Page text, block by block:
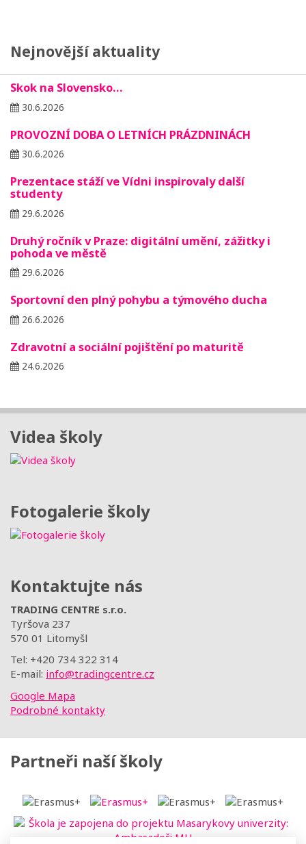
Nejnovější aktuality
Skok na Slovensko…
30.6.2026
PROVOZNÍ DOBA O LETNÍCH PRÁZDNINÁCH
30.6.2026
Prezentace stáží ve Vídni inspirovaly další
studenty
29.6.2026
Druhý ročník v Praze: digitální umění, zážitky i
pohoda ve městě
29.6.2026
Sportovní den plný pohybu a týmového ducha
26.6.2026
Zdravotní a sociální pojištění po maturitě
24.6.2026
Videa školy
Fotogalerie školy
Kontaktujte nás
TRADING CENTRE s.r.o.
Tyršova 237
570 01 Litomyšl
Tel: +420 734 322 314
E-mail: info@tradingcentre.cz
Google Mapa
Podrobné kontakty
Partneři naší školy